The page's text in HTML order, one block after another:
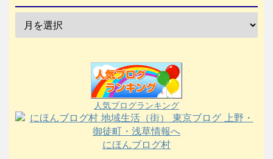
人気ブログランキング
にほんブログ村